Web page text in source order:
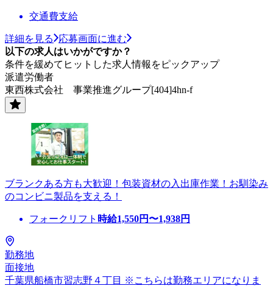
交通費支給
詳細を見る
応募画面に進む
以下の求人はいかがですか？
条件を緩めてヒットした求人情報をピックアップ
派遣労働者
東西株式会社 事業推進グループ[404]4hn-f
ブランクある方も大歓迎！包装資材の入出庫作業！お馴染み
のコンビニ製品を支える！
フォークリフト 時給1,550円〜1,938円
勤務地
面接地
千葉県船橋市習志野４丁目 ※こちらは勤務エリアになりま